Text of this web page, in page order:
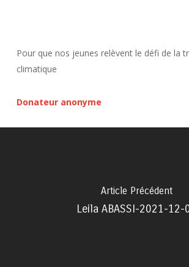
Pour que nos jeunes relèvent le défi de la
climatique
Donateur anonyme
Article Précédent
Leila ABASSI-2021-12-